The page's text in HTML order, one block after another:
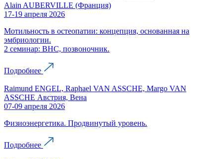
Alain AUBERVILLE (Франция)
17-19 апреля 2026
Мотильность в остеопатии: концепция, основанная на
эмбриологии.
2 семинар: ВНС, позвоночник.
Подробнее
Raimund ENGEL, Raphael VAN ASSCHE, Margo VAN
ASSCHE Австрия, Вена
07-09 апреля 2026
Физиоэнергетика. Продвинутый уровень.
Подробнее